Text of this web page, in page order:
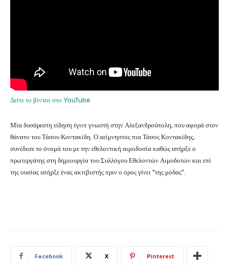
Δείτε το βίντεο στο YouTube
Μία δυσάρεστη είδηση έγινε γνωστή στην Αλεξανδρούπολη, που αφορά στον
θάνατο του Τάσου Κοντακίδη. Ο αείμνηστος πια Τάσος Κοντακίδης,
συνέδεσε το όνομά του με την εθελοντική αιμοδοσία καθώς υπήρξε ο
πρωτεργάτης στη δημιουργία του Συλλόγου Εθελοντών Αιμοδοτών και επί
της ουσίας υπήρξε ένας ακτιβιστής πριν ο όρος γίνει "της μόδας".
Facebook X Pinterest